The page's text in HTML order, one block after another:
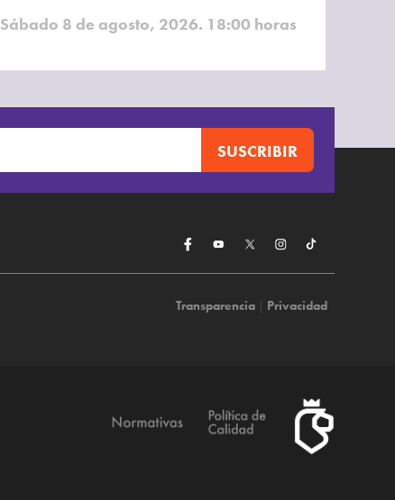
Sábado 8 de agosto, 2026. 18:00 horas
Transparencia| Privacidad